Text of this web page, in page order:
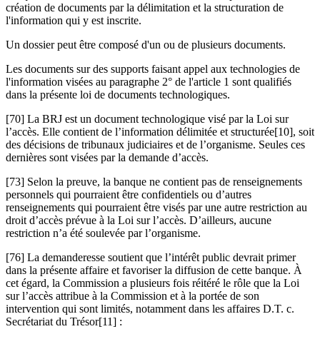
création de documents par la délimitation et la structuration de
l'information qui y est inscrite.
Un dossier peut être composé d'un ou de plusieurs documents.
Les documents sur des supports faisant appel aux technologies de
l'information visées au paragraphe 2° de l'article 1 sont qualifiés
dans la présente loi de documents technologiques.
[70] La BRJ est un document technologique visé par la Loi sur
l’accès. Elle contient de l’information délimitée et structurée[10], soit
des décisions de tribunaux judiciaires et de l’organisme. Seules ces
dernières sont visées par la demande d’accès.
[73] Selon la preuve, la banque ne contient pas de renseignements
personnels qui pourraient être confidentiels ou d’autres
renseignements qui pourraient être visés par une autre restriction au
droit d’accès prévue à la Loi sur l’accès. D’ailleurs, aucune
restriction n’a été soulevée par l’organisme.
[76] La demanderesse soutient que l’intérêt public devrait primer
dans la présente affaire et favoriser la diffusion de cette banque. À
cet égard, la Commission a plusieurs fois réitéré le rôle que la Loi
sur l’accès attribue à la Commission et à la portée de son
intervention qui sont limités, notamment dans les affaires D.T. c.
Secrétariat du Trésor[11] :